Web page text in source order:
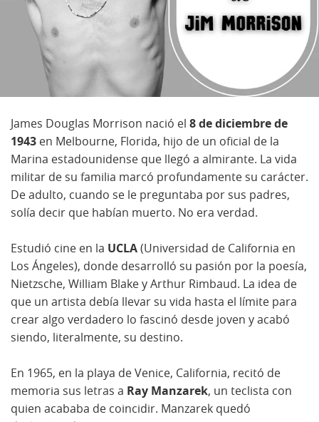
James Douglas Morrison nació el 8 de diciembre de
1943 en Melbourne, Florida, hijo de un oficial de la
Marina estadounidense que llegó a almirante. La vida
militar de su familia marcó profundamente su carácter.
De adulto, cuando se le preguntaba por sus padres,
solía decir que habían muerto. No era verdad.
Estudió cine en la UCLA(Universidad de California en
Los Ángeles), donde desarrolló su pasión por la poesía,
Nietzsche, William Blake y Arthur Rimbaud. La idea de
que un artista debía llevar su vida hasta el límite para
crear algo verdadero lo fascinó desde joven y acabó
siendo, literalmente, su destino.
En 1965, en la playa de Venice, California, recitó de
memoria sus letras a Ray Manzarek, un teclista con
quien acababa de coincidir. Manzarek quedó